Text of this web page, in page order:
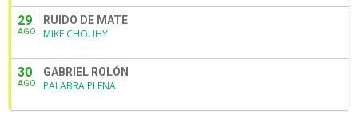
29
AGO
RUIDO DE MATE
MIKE CHOUHY
30
AGO
GABRIEL ROLÓN
PALABRA PLENA